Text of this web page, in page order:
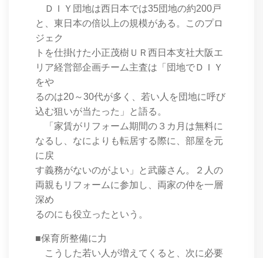
ＤＩＹ団地は西日本では35団地の約200戸
と、東日本の倍以上の規模がある。このプロ
ジェク
トを仕掛けた小正茂樹ＵＲ西日本支社大阪エ
リア経営部企画チーム主査は「団地でＤＩＹ
をや
るのは20～30代が多く、若い人を団地に呼び
込む狙いが当たった」と語る。
「家賃がリフォーム期間の３カ月は無料に
なるし、なによりも転居する際に、部屋を元
に戻
す義務がないのがよい」と武藤さん。２人の
両親もリフォームに参加し、両家の仲を一層
深め
るのにも役立ったという。
■保育所整備に力
こうした若い人が増えてくると、次に必要